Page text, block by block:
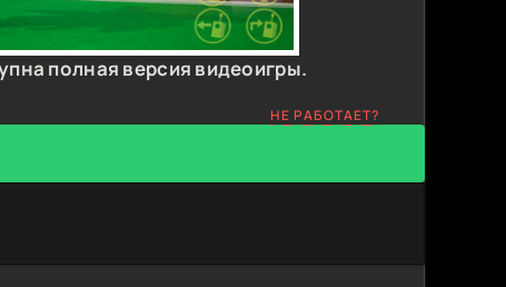
полная версия видеоигры.
НЕ РАБОТАЕТ?